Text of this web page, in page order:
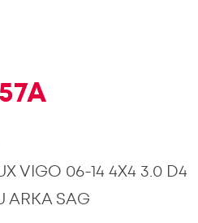
VIGO 06-14 4X4 3.0 D4
ARKA SAG